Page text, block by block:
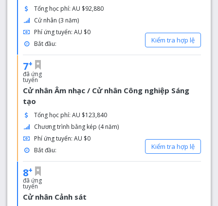
Xếp hạng 3 trên thế giới về SDG 5: Bình đẳng giới
Xếp hạng 4 trên thế giới về SDG 10: Giảm thiểu bất
bình đẳng
Xếp hạng 5 trên thế giới về SDG 17: Quan hệ đối tác
vì các mục tiêu
Xếp hạng 9 trên thế giới về SDG 14: Cuộc sống dưới
nước
Xếp hạng 10 trên thế giới cho SDG 15: Cuộc sống
trên cạn
Xếp hạng 15 trên thế giới về SDG 11: Các thành phố
và cộng đồng bền vững
Tổng học phí: AU $92,880
Cử nhân (3 năm)
Phí ứng tuyển: AU $0
Bắt đầu:
Kiểm tra hợp lệ
7+
đã ứng
tuyển
Cử nhân Âm nhạc / Cử nhân Công nghiệp Sáng
tạo
Tổng học phí: AU $123,840
Chương trình bằng kép (4 năm)
Phí ứng tuyển: AU $0
Bắt đầu:
Kiểm tra hợp lệ
8+
đã ứng
tuyển
Cử nhân Cảnh sát